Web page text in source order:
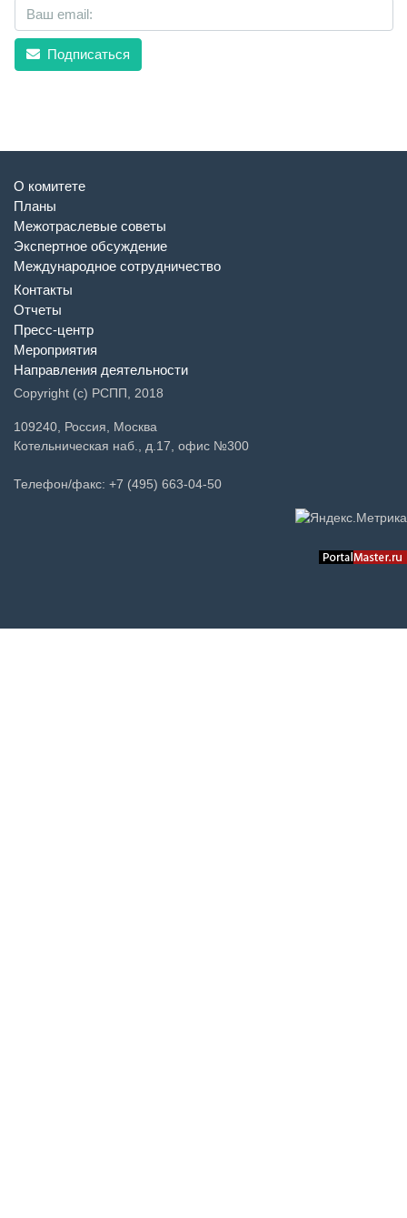
Подписаться
О комитете
Планы
Межотраслевые советы
Экспертное обсуждение
Международное сотрудничество
Контакты
Отчеты
Пресс-центр
Мероприятия
Направления деятельности
Copyright (c) РСПП, 2018
109240, Россия, Москва
Котельническая наб., д.17, офис №300
Телефон/факс: +7 (495) 663-04-50